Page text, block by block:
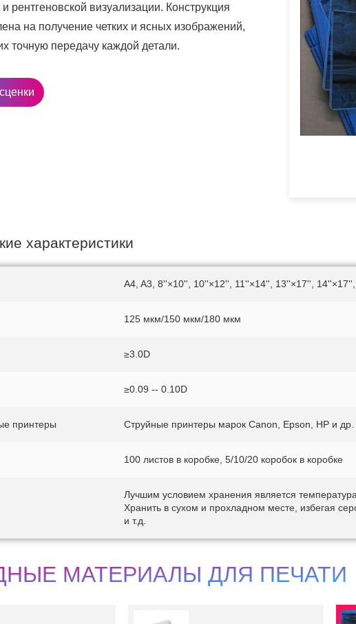
и рентгеновской визуализации. Конструкция
на получение четких и ясных изображений,
точную передачу каждой детали.
характеристики
A4, A3, 8''×10'', 10''×12'', 11''×14'', 13''×17'', 14''×17'',
125 мкм/150 мкм/180 мкм
≥3.0D
≥0.09 -- 0.10D
принтеры Струйные принтеры марок Canon, Epson, HP и др.
100 листов в коробке, 5/10/20 коробок в коробке
Лучшим условием хранения является
Хранить в сухом и прохладном месте, избегая
и т.д.
МАТЕРИАЛЫ ДЛЯ ПЕЧАТИ